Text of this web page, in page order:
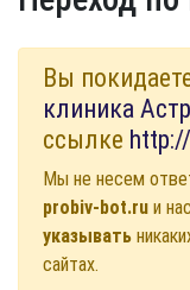
Вы
клиника
ссылке
Мы не несем
probiv-bot.ru и
указывать
сайтах.